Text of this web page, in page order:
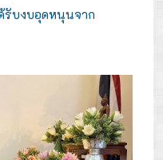
รับงบอุดหนุนจาก